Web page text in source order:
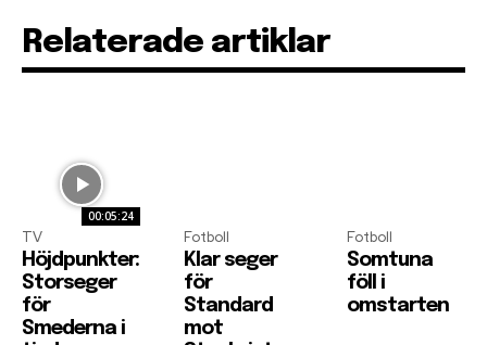
Relaterade artiklar
00:05:24
TV
Höjdpunkter:
Storseger
för
Smederna i
Fotboll
Klar seger
för
Standard
mot
Fotboll
Somtuna
föll i
omstarten